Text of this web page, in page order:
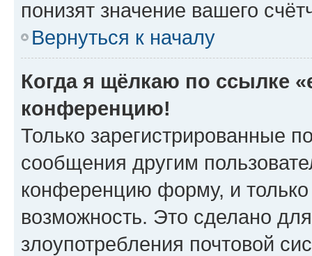
понизят значение вашего
Вернуться к началу
Когда я щёлкаю по ссылке
конференцию!
Только зарегистрированные
сообщения другим
конференцию форму, и
возможность. Это сделано
злоупотребления почтовой